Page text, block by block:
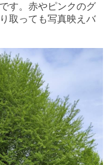
す。赤やピンクのグ
取っても写真映えバ